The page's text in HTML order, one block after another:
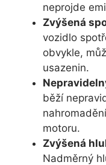
neprojde
Zvýšená
vozidlo
obvykle,
usazenin.
běží
motoru.
Zvýšená
Nadměrný